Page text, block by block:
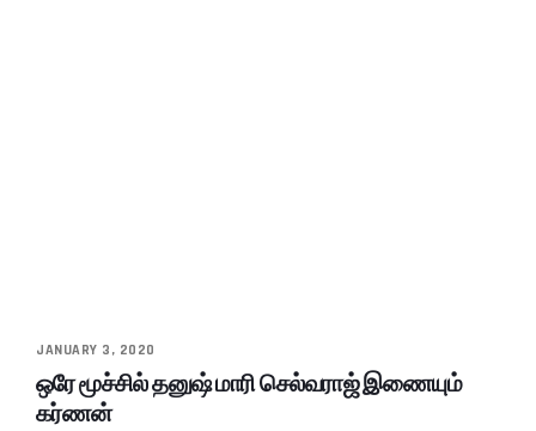
JANUARY 3, 2020
ஒரே மூச்சில் தனுஷ் மாரி செல்வராஜ் இணையும்
கர்ணன்